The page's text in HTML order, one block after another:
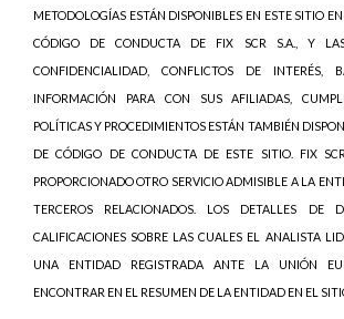
METODOLOGÍAS ESTÁN DISPONIBLES EN ESTE SITIO
CÓDIGO DE CONDUCTA DE FIX SCR S.A., Y
CONFIDENCIALIDAD, CONFLICTOS DE INTERÉS,
INFORMACIÓN PARA CON SUS AFILIADAS,
POLÍTICAS Y PROCEDIMIENTOS ESTÁN TAMBIÉN
DE CÓDIGO DE CONDUCTA DE ESTE SITIO. FIX
PROPORCIONADO OTRO SERVICIO ADMISIBLE A LA
TERCEROS RELACIONADOS. LOS DETALLES DE
CALIFICACIONES SOBRE LAS CUALES EL ANALISTA
UNA ENTIDAD REGISTRADA ANTE LA UNIÓN
ENCONTRAR EN EL RESUMEN DE LA ENTIDAD EN EL